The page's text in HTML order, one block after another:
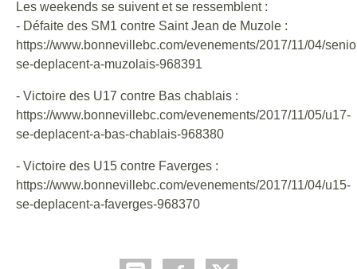
Les weekends se suivent et se ressemblent :
- Défaite des SM1 contre Saint Jean de Muzole :
https://www.bonnevillebc.com/evenements/2017/11/04/
se-deplacent-a-muzolais-968391
- Victoire des U17 contre Bas chablais :
https://www.bonnevillebc.com/evenements/2017/11/05/u17-
se-deplacent-a-bas-chablais-968380
- Victoire des U15 contre Faverges :
https://www.bonnevillebc.com/evenements/2017/11/04/u15-
se-deplacent-a-faverges-968370